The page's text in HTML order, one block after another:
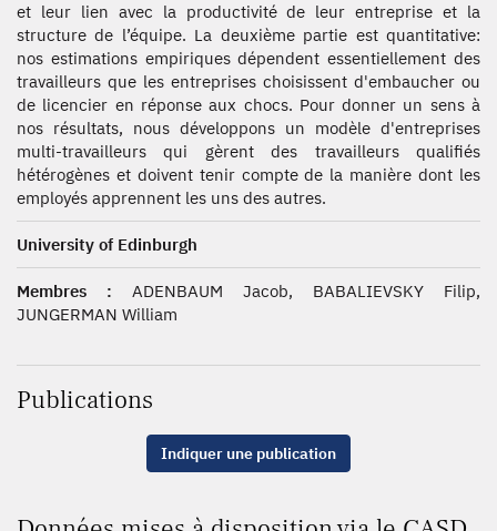
et leur lien avec la productivité de leur entreprise et la
structure de l’équipe. La deuxième partie est quantitative:
nos estimations empiriques dépendent essentiellement des
travailleurs que les entreprises choisissent d'embaucher ou
de licencier en réponse aux chocs. Pour donner un sens à
nos résultats, nous développons un modèle d'entreprises
multi-travailleurs qui gèrent des travailleurs qualifiés
hétérogènes et doivent tenir compte de la manière dont les
employés apprennent les uns des autres.
University of Edinburgh
Membres : ADENBAUM Jacob, BABALIEVSKY Filip,
JUNGERMAN William
Publications
Indiquer une publication